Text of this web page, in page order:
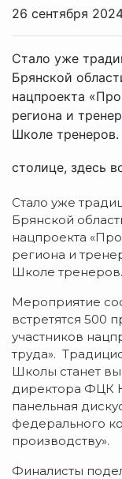
26 сентября
Стало уже
Брянской
нацпроекта
региона и
Школе
столице, здесь
Стало уже
Брянской
нацпроекта
региона и
Школе тренеров.
Мероприятие
встретятся 500
участников
труда».
Школы станет
директора ФЦК
панельная
федерального
производству».
Финалисты